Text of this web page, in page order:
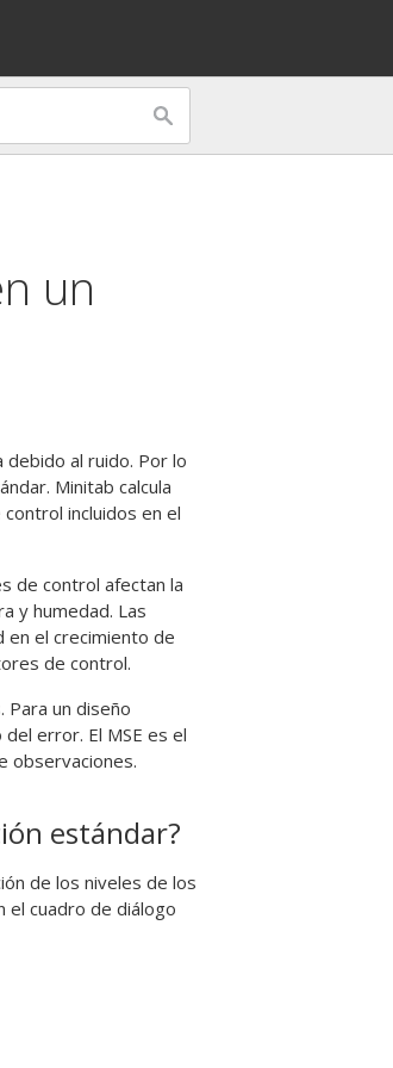
un
debido al ruido. Por lo
Minitab calcula
incluidos en el
de control afectan la
y humedad. Las
en el crecimiento de
de control.
Para un diseño
error. El MSE es el
observaciones.
estándar?
de los niveles de los
el cuadro de diálogo